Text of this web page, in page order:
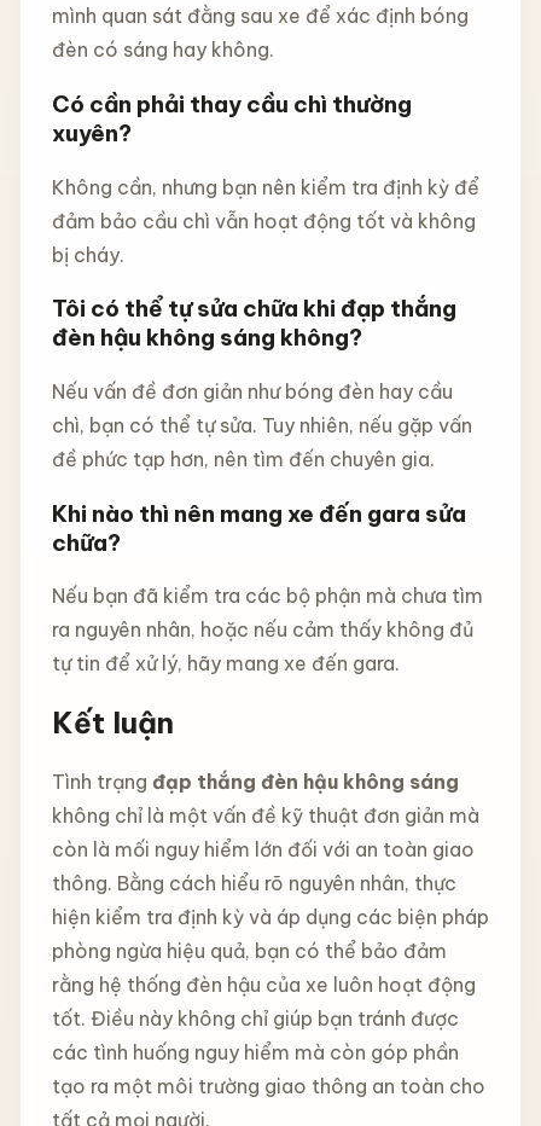
mình quan sát đằng sau xe để xác định bóng
đèn có sáng hay không.
Có cần phải thay cầu chì thường
xuyên?
Không cần, nhưng bạn nên kiểm tra định kỳ để
đảm bảo cầu chì vẫn hoạt động tốt và không
bị cháy.
Tôi có thể tự sửa chữa khi đạp thắng
đèn hậu không sáng không?
Nếu vấn đề đơn giản như bóng đèn hay cầu
chì, bạn có thể tự sửa. Tuy nhiên, nếu gặp vấn
đề phức tạp hơn, nên tìm đến chuyên gia.
Khi nào thì nên mang xe đến gara sửa
chữa?
Nếu bạn đã kiểm tra các bộ phận mà chưa tìm
ra nguyên nhân, hoặc nếu cảm thấy không đủ
tự tin để xử lý, hãy mang xe đến gara.
Kết luận
Tình trạng đạp thắng đèn hậu không sáng
không chỉ là một vấn đề kỹ thuật đơn giản mà
còn là mối nguy hiểm lớn đối với an toàn giao
thông. Bằng cách hiểu rõ nguyên nhân, thực
hiện kiểm tra định kỳ và áp dụng các biện pháp
phòng ngừa hiệu quả, bạn có thể bảo đảm
rằng hệ thống đèn hậu của xe luôn hoạt động
tốt. Điều này không chỉ giúp bạn tránh được
các tình huống nguy hiểm mà còn góp phần
tạo ra một môi trường giao thông an toàn cho
tất cả mọi người.